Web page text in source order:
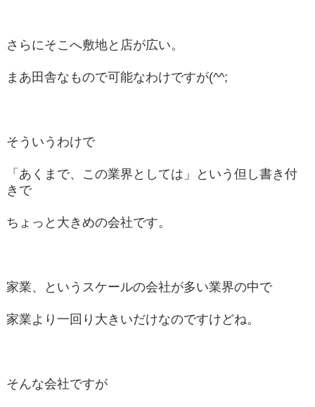
さらにそこへ敷地と店が広い。
まあ田舎なもので可能なわけですが(^^;
そういうわけで
「あくまで、この業界としては」という但し書き付
きで
ちょっと大きめの会社です。
家業、というスケールの会社が多い業界の中で
家業より一回り大きいだけなのですけどね。
そんな会社ですが